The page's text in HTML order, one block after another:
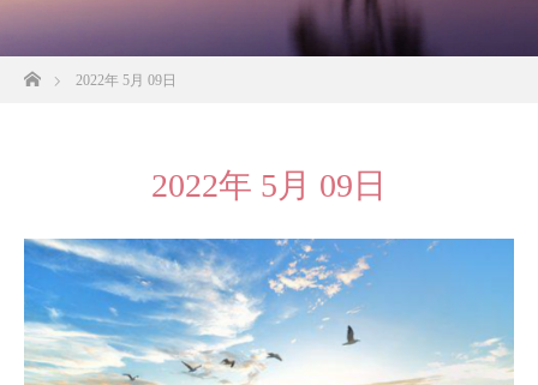
ホーム2022年 5月 09日
2022年 5月 09日